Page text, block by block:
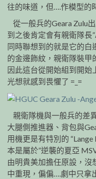
往的味道，但….作模型的
從一般兵的Geara Zulu
到之後肯定會有親衛隊長
同時聯想到的就是它的白
的金邊飾紋，親衛隊裝甲
因此這台從開始組到開始
光想就感到畏懼了 =_=
親衛隊機與一般兵的差
大腿側推進器、背包與
用機更是有特別的
本是屬於”逆襲的夏亞
由明貴美加擔任原設，沒
中重現，偏偏….劇中只拿